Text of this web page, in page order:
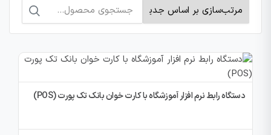
جستجو
برای:
دستگاه رابط نرم افزار آموزشگاه با کارت خوان بانک تک پورت (POS)